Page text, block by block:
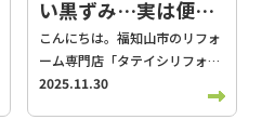
プチ改修 まずは「現地調査・お
見積もり」でご希望をお聞かせ
ください タテイシリフォーム
は、派手な広告や難しい図面を
使った営業はいたしません。そ
利なんです！スマホで外出先か
らお風呂を沸かせたり、太陽光
発電をお持ちなら、余った電気
を使って一番安い時間帯にお湯
を沸かしたり。スマートな暮ら
ない）…」その原因の多くは窓
にあります。家の熱の出入りは
窓が半分以上を占めているから
です。 ① 冬はポカポカ、結露
ともサヨナラ 高断熱な窓にする
なってきた」 「寒さや使い勝手
が気になる」 そんな日々の小さ
なお悩みはありませんか？ 水ま
わりは毎日使う場所だからこ
そ、不満を感じ始めたタイミン
グがリフォームの考えどきで
い黒ずみ…実は便器
の寿命かも？」
こんにちは。福知山市のリフォ
ーム専門店「タテイシリフォー
ム」です！ 明日から12月
すね！年末年始にむけてご家族
2025.11.30